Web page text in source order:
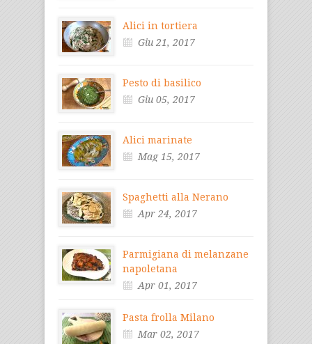
Alici in tortiera
Giu 21, 2017
Pesto di basilico
Giu 05, 2017
Alici marinate
Mag 15, 2017
Spaghetti alla Nerano
Apr 24, 2017
Parmigiana di melanzane
napoletana
Apr 01, 2017
Pasta frolla Milano
Mar 02, 2017